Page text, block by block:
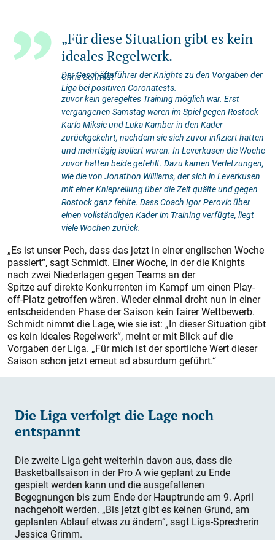
„Für diese Situation gibt es kein
ideales Regelwerk.
Chris Schmidt
Der Geschäftsführer der Knights zu den Vorgaben der
Liga bei positiven Coronatests.
zuvor kein geregeltes Training möglich war. Erst
vergangenen Samstag waren im Spiel gegen Rostock
Karlo Miksic und Luka Kamber in den Kader
zurückgekehrt, nachdem sie sich zuvor infiziert hatten
und mehrtägig isoliert waren. In Leverkusen die Woche
zuvor hatten beide gefehlt. Dazu kamen Verletzungen,
wie die von Jonathon Williams, der sich in Leverkusen
mit einer Knieprellung über die Zeit quälte und gegen
Rostock ganz fehlte. Dass Coach Igor Perovic über
einen vollständigen Kader im Training verfügte, liegt
viele Wochen zurück.
„Es ist unser Pech, dass das jetzt in einer englischen Woche
passiert“, sagt Schmidt. Einer Woche, in der die Knights
nach zwei Niederlagen gegen Teams an der
Spitze auf direkte Konkurrenten im Kampf um einen Play-
off-Platz getroffen wären. Wieder einmal droht nun in einer
entscheidenden Phase der Saison kein fairer Wettbewerb.
Schmidt nimmt die Lage, wie sie ist: „In dieser Situation gibt
es kein ideales Regelwerk“, meint er mit Blick auf die
Vorgaben der Liga. „Für mich ist der sportliche Wert dieser
Saison schon jetzt erneut ad absurdum geführt.“
Die Liga verfolgt die Lage noch
entspannt
Die zweite Liga geht weiterhin davon aus, dass die
Basketballsaison in der Pro A wie geplant zu Ende
gespielt werden kann und die ausgefallenen
Begegnungen bis zum Ende der Hauptrunde am 9. April
nachgeholt werden. „Bis jetzt gibt es keinen Grund, am
geplanten Ablauf etwas zu ändern“, sagt Liga-Sprecherin
Jessica Grimm.